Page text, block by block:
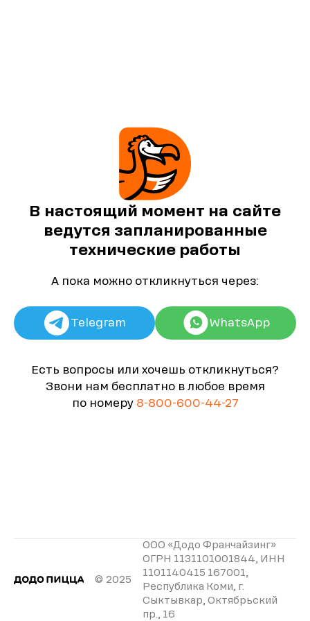
В настоящий момент на сайте
ведутся запланированные
технические работы
А пока можно откликнуться через:
Telegram WhatsApp
Есть вопросы или хочешь откликнуться?
Звони нам бесплатно в любое время
по номеру 8-800-600-44-27
© 2025
ООО «Додо Франчайзинг»
ОГРН 1131101001844, ИНН
1101140415 167001,
Республика Коми, г.
Сыктывкар, Октябрьский
пр., 16